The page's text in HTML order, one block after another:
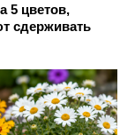
5 цветов,
сдерживать